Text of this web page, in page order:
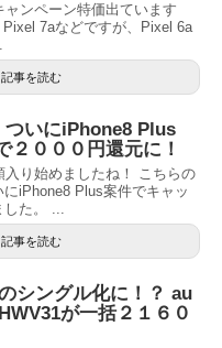
ャンペーン特価出ています
7aなどですが、Pixel 6a
記事を読む
ついにiPhone8 Plus
２０００円還元に！
入り始めましたね！ こちらの
iPhone8 Plus案件でキャッ
した。 ...
記事を読む
シングル化に！？ au
が一括２１６０